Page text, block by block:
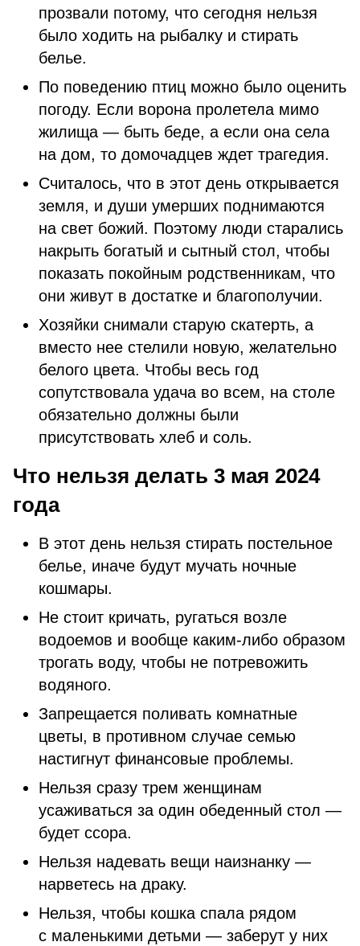
прозвали потому, что сегодня нельзя
было ходить на рыбалку и стирать
белье.
По поведению птиц можно было оценить
погоду. Если ворона пролетела мимо
жилища — быть беде, а если она села
на дом, то домочадцев ждет трагедия.
Считалось, что в этот день открывается
земля, и души умерших поднимаются
на свет божий. Поэтому люди старались
накрыть богатый и сытный стол, чтобы
показать покойным родственникам, что
они живут в достатке и благополучии.
Хозяйки снимали старую скатерть, а
вместо нее стелили новую, желательно
белого цвета. Чтобы весь год
сопутствовала удача во всем, на столе
обязательно должны были
присутствовать хлеб и соль.
Что нельзя делать 3 мая 2024
года
В этот день нельзя стирать постельное
белье, иначе будут мучать ночные
кошмары.
Не стоит кричать, ругаться возле
водоемов и вообще каким-либо образом
трогать воду, чтобы не потревожить
водяного.
Запрещается поливать комнатные
цветы, в противном случае семью
настигнут финансовые проблемы.
Нельзя сразу трем женщинам
усаживаться за один обеденный стол —
будет ссора.
Нельзя надевать вещи наизнанку —
нарветесь на драку.
Нельзя, чтобы кошка спала рядом
с маленькими детьми — заберут у них